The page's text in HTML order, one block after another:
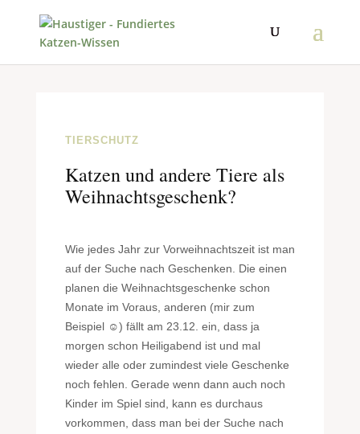
TIERSCHUTZ
Katzen und andere Tiere als
Weihnachtsgeschenk?
Wie jedes Jahr zur Vorweihnachtszeit ist man
auf der Suche nach Geschenken. Die einen
planen die Weihnachtsgeschenke schon
Monate im Voraus, anderen (mir zum
Beispiel ☺) fällt am 23.12. ein, dass ja
morgen schon Heiligabend ist und mal
wieder alle oder zumindest viele Geschenke
noch fehlen. Gerade wenn dann auch noch
Kinder im Spiel sind, kann es durchaus
vorkommen, dass man bei der Suche nach